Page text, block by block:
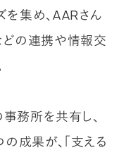
集め、AARさん
の連携や情報交
務所を共有し、
成果が、「支える